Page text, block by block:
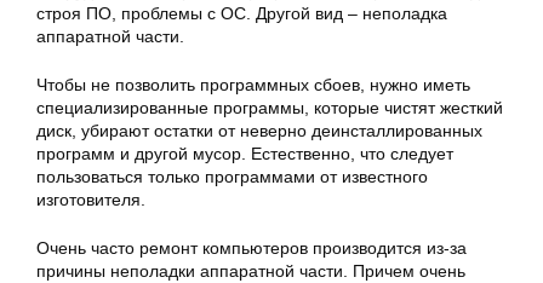
строя ПО, проблемы с ОС. Другой вид – неполадка
аппаратной части.
Чтобы не позволить программных сбоев, нужно иметь
специализированные программы, которые чистят жесткий
диск, убирают остатки от неверно деинсталлированных
программ и другой мусор. Естественно, что следует
пользоваться только программами от известного
изготовителя.
Очень часто ремонт компьютеров производится из-за
причины неполадки аппаратной части. Причем очень